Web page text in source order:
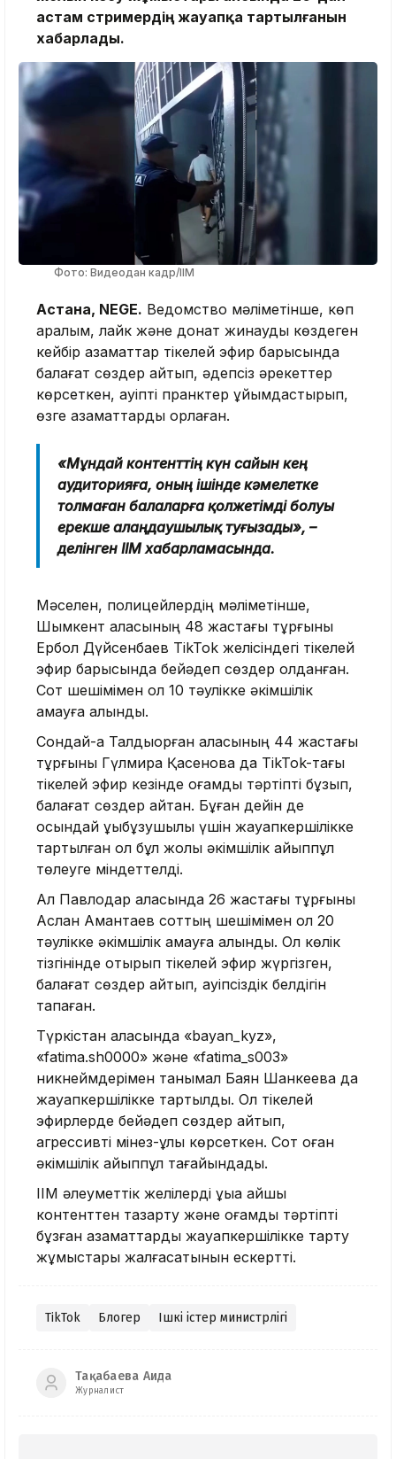
астам стримердің жауапқа тартылғанын
хабарлады.
Фото: Видеодан кадр/ІІМ
Астана, NEGE. Ведомство мәліметінше, көп
қаралым, лайк және донат жинауды көздеген
кейбір азаматтар тікелей эфир барысында
балағат сөздер айтып, әдепсіз әрекеттер
көрсеткен, қауіпті пранктер ұйымдастырып,
өзге азаматтарды қорлаған.
«Мұндай контенттің күн сайын кең
аудиторияға, оның ішінде кәмелетке
толмаған балаларға қолжетімді болуы
ерекше алаңдаушылық туғызады», –
делінген ІІМ хабарламасында.
Мәселен, полицейлердің мәліметінше,
Шымкент қаласының 48 жастағы тұрғыны
Ербол Дүйсенбаев TikTok желісіндегі тікелей
эфир барысында бейәдеп сөздер қолданған.
Сот шешімімен ол 10 тәулікке әкімшілік
қамауға алынды.
Сондай-ақ Талдықорған қаласының 44 жастағы
тұрғыны Гүлмира Қасенова да TikTok-тағы
тікелей эфир кезінде қоғамдық тәртіпті бұзып,
балағат сөздер айтқан. Бұған дейін де
осындай құқықбұзушылық үшін жауапкершілікке
тартылған ол бұл жолы әкімшілік айыппұл
төлеуге міндеттелді.
Ал Павлодар қаласында 26 жастағы тұрғыны
Аслан Амантаев соттың шешімімен ол 20
тәулікке әкімшілік қамауға алынды. Ол көлік
тізгінінде отырып тікелей эфир жүргізген,
балағат сөздер айтып, қауіпсіздік белдігін
тақпаған.
Түркістан қаласында «bayan_kyz»,
«fatima.sh0000» және «fatima_s003»
никнеймдерімен танымал Баян Шанкеева да
жауапкершілікке тартылды. Ол тікелей
эфирлерде бейәдеп сөздер айтып,
агрессивті мінез-құлық көрсеткен. Сот оған
әкімшілік айыппұл тағайындады.
ІІМ әлеуметтік желілерді құқыққа қайшы
контенттен тазарту және қоғамдық тәртіпті
бұзған азаматтарды жауапкершілікке тарту
жұмыстары жалғасатынын ескертті.
TikTok Блогер Ішкі істер министрлігі
Тақабаева Аида
Журналист